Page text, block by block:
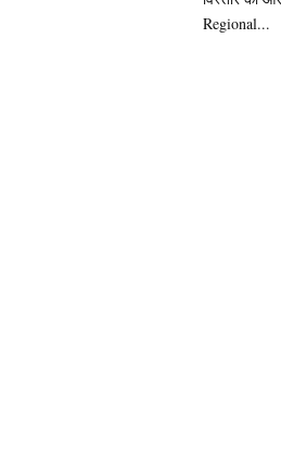
Regional...